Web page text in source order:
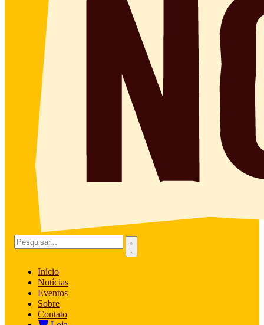
Início
Notícias
Eventos
Sobre
Contato